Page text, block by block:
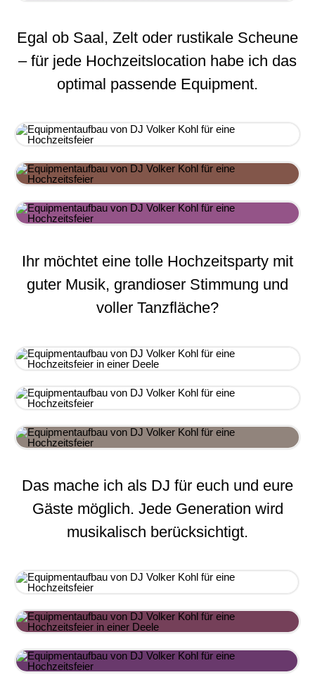
Egal ob Saal, Zelt oder rustikale Scheune
– für jede Hochzeitslocation habe ich das
optimal passende Equipment.
Ihr möchtet eine tolle Hochzeitsparty mit
guter Musik, grandioser Stimmung und
voller Tanzfläche?
Das mache ich als DJ für euch und eure
Gäste möglich. Jede Generation wird
musikalisch berücksichtigt.